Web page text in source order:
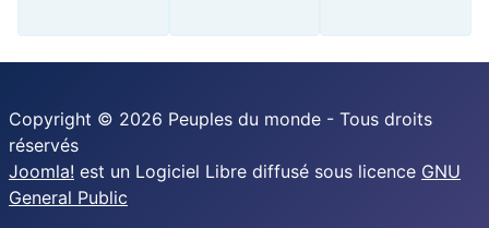
Copyright © 2026 Peuples du monde - Tous droits
réservés
Joomla! est un Logiciel Libre diffusé sous licence GNU
General Public